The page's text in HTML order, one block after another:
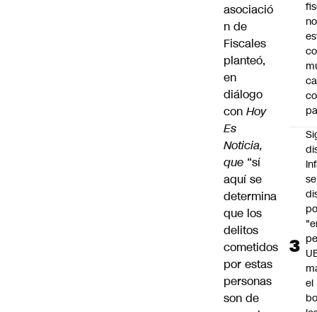
asociació
n de
Fiscales
planteó,
en
diálogo
con Hoy
Es
Noticia,
que “sí
aquí se
determina
que los
delitos
cometidos
por estas
personas
son de
se
el